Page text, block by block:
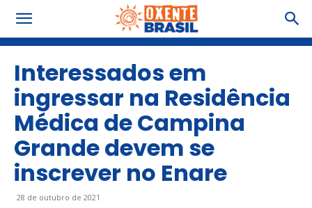
Interessados em
ingressar na Residência
Médica de Campina
Grande devem se
inscrever no Enare
28 de outubro de 2021